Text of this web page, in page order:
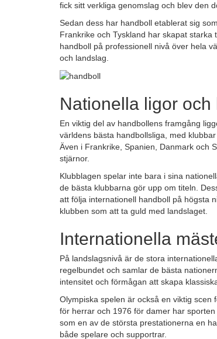
fick sitt verkliga genomslag och blev den
Sedan dess har handboll etablerat sig
Frankrike och Tyskland har skapat
handboll på professionell nivå över hela
och landslag.
Nationella ligor och
En viktig del av handbollens framgång
världens bästa handbollsliga, med
Även i Frankrike, Spanien, Danmark och
stjärnor.
Klubblagen spelar inte bara i sina
de bästa klubbarna gör upp om titeln.
att följa internationell handboll på högsta
klubben som att ta guld med landslaget.
Internationella
På landslagsnivå är de stora
regelbundet och samlar de bästa
intensitet och förmågan att skapa
Olympiska spelen är också en viktig
för herrar och 1976 för damer har
som en av de största prestationerna en
både spelare och supportrar.